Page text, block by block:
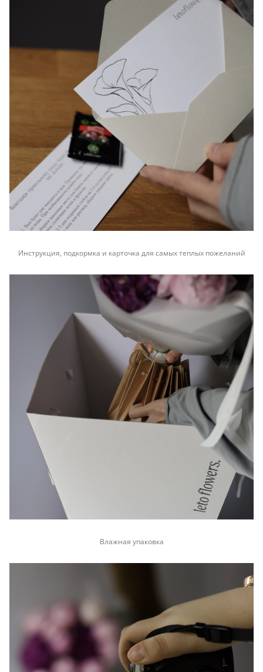
Инструкция, подкормка и карточка для самых теплых пожеланий
Влажная упаковка